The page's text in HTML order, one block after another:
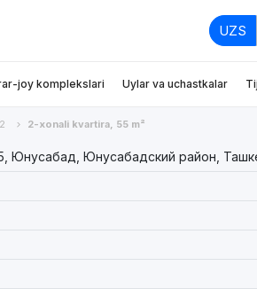
UZS
joy komplekslari Uylar va uchastkalar
2-xonali kvartira, 55 m²
Юнусабад, Юнусабадский район,